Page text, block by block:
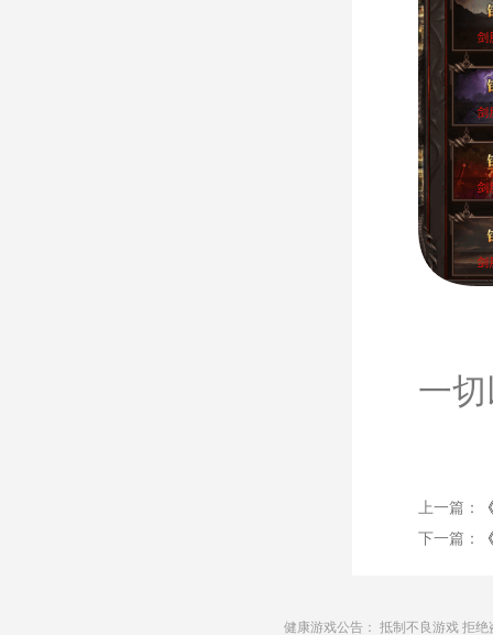
一
上一篇：
下一篇：
健康游戏公告： 抵制不良游戏 拒